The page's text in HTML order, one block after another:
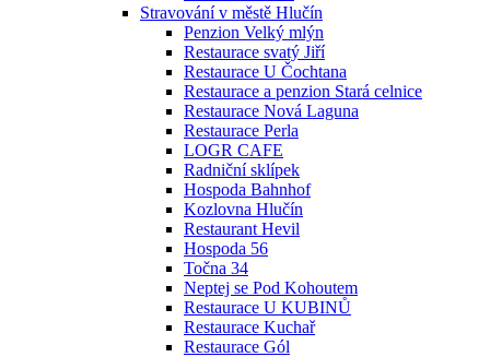
Stravování v městě Hlučín
Penzion Velký mlýn
Restaurace svatý Jiří
Restaurace U Čochtana
Restaurace a penzion Stará celnice
Restaurace Nová Laguna
Restaurace Perla
LOGR CAFE
Radniční sklípek
Hospoda Bahnhof
Kozlovna Hlučín
Restaurant Hevil
Hospoda 56
Točna 34
Neptej se Pod Kohoutem
Restaurace U KUBINŮ
Restaurace Kuchař
Restaurace Gól